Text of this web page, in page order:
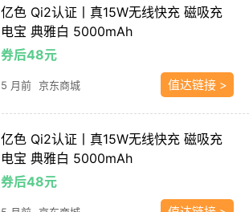
亿色 Qi2认证丨真15W无线快充 磁吸充
电宝 典雅白 5000mAh
券后48元
5 月前 京东商城 值达链接 >
亿色 Qi2认证丨真15W无线快充 磁吸充
电宝 典雅白 5000mAh
券后48元